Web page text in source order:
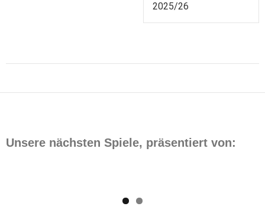
2025/26
Unsere nächsten Spiele, präsentiert von: